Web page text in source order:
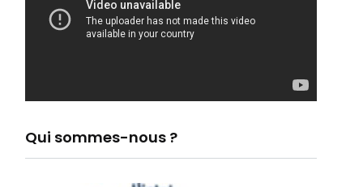
Qui sommes-nous ?